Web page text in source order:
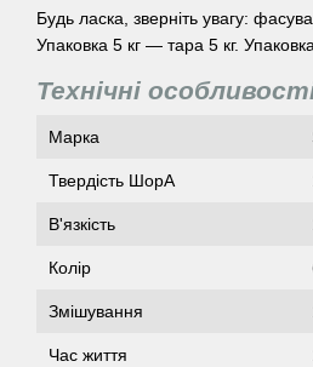
Будь ласка, зверніть увагу:
Упаковка 5 кг — тара 5 кг.
Технічні
Марка
Твердість ШорА
В'язкість
Колір
Змішування
Час життя